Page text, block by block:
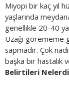
Miyopi bir kaç yıl
yaşlarında
genellikle 20-40
Uzağı görememe
sapmadır. Çok
başka bir hastalık
Belirtileri